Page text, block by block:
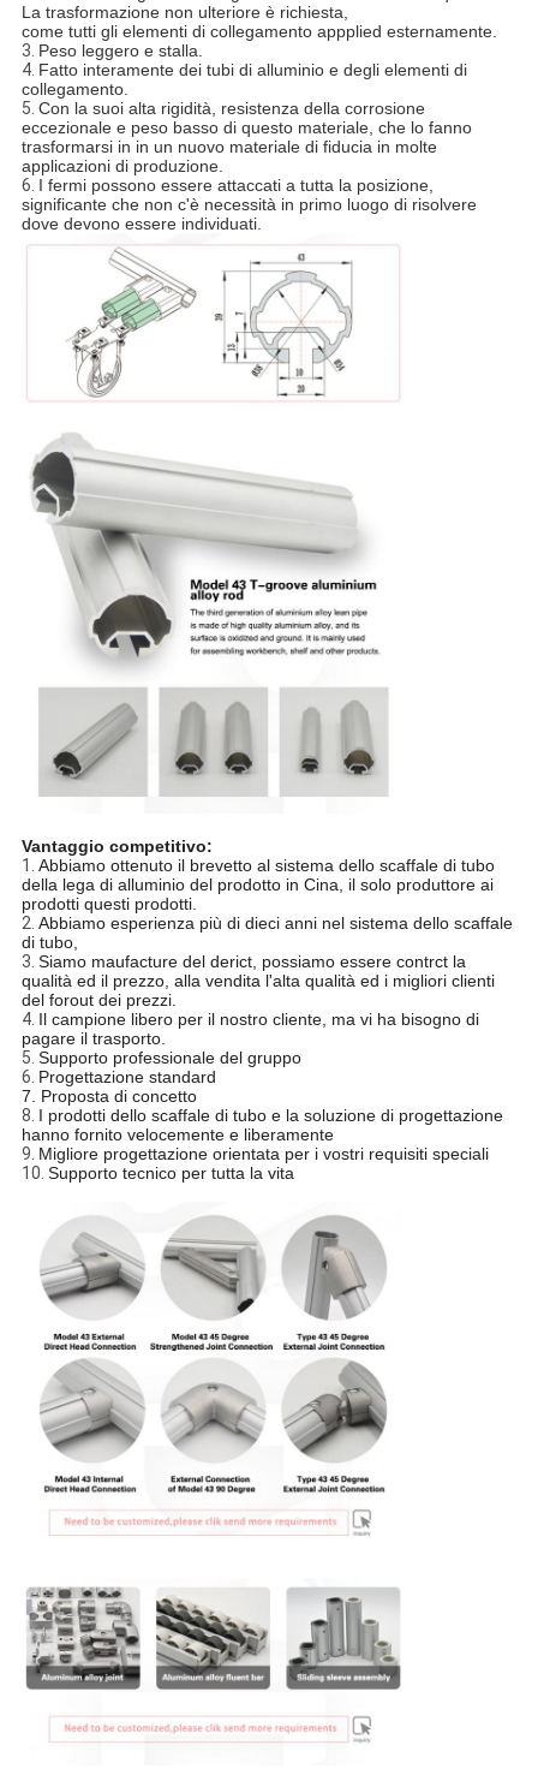
La trasformazione non ulteriore è richiesta,
come tutti gli elementi di collegamento appplied esternamente.
3. Peso leggero e stalla.
4. Fatto interamente dei tubi di alluminio e degli elementi di
collegamento.
5. Con la suoi alta rigidità, resistenza della corrosione
eccezionale e peso basso di questo materiale, che lo fanno
trasformarsi in in un nuovo materiale di fiducia in molte
applicazioni di produzione.
6. I fermi possono essere attaccati a tutta la posizione,
significante che non c'è necessità in primo luogo di risolvere
dove devono essere individuati.
Vantaggio competitivo:
1. Abbiamo ottenuto il brevetto al sistema dello scaffale di tubo
della lega di alluminio del prodotto in Cina, il solo produttore ai
prodotti questi prodotti.
2. Abbiamo esperienza più di dieci anni nel sistema dello scaffale
di tubo,
3. Siamo maufacture del derict, possiamo essere contrct la
qualità ed il prezzo, alla vendita l'alta qualità ed i migliori clienti
del forout dei prezzi.
4. Il campione libero per il nostro cliente, ma vi ha bisogno di
pagare il trasporto.
5. Supporto professionale del gruppo
6. Progettazione standard
7. Proposta di concetto
8. I prodotti dello scaffale di tubo e la soluzione di progettazione
hanno fornito velocemente e liberamente
9. Migliore progettazione orientata per i vostri requisiti speciali
10. Supporto tecnico per tutta la vita